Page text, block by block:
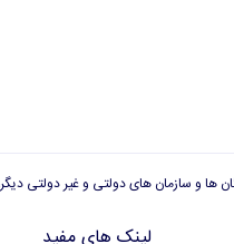
لینک های مفید